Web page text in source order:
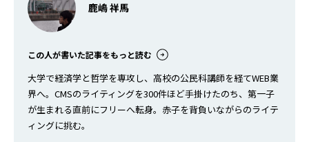
鹿嶋 祥馬
この人が書いた記事をもっと読む
大学で経済学と哲学を専攻し、高校の公民科講師を経てWEB業
界へ。CMSのライティングを300件ほど手掛けたのち、第一子
が生まれる直前にフリーへ転身。赤子を背負いながらのライテ
ィングに挑む。